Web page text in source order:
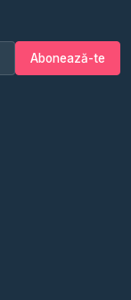
Abonează-te